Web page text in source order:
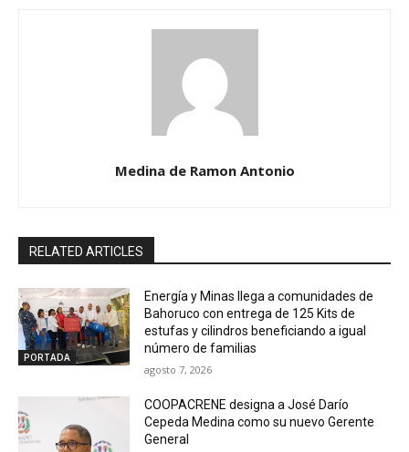
Medina de Ramon Antonio
RELATED ARTICLES
PORTADA
Energía y Minas llega a comunidades de
Bahoruco con entrega de 125 Kits de
estufas y cilindros beneficiando a igual
número de familias
agosto 7, 2026
COOPACRENE designa a José Darío
Cepeda Medina como su nuevo Gerente
General